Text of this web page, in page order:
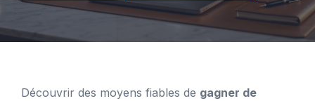
Découvrir des moyens fiables de gagner de